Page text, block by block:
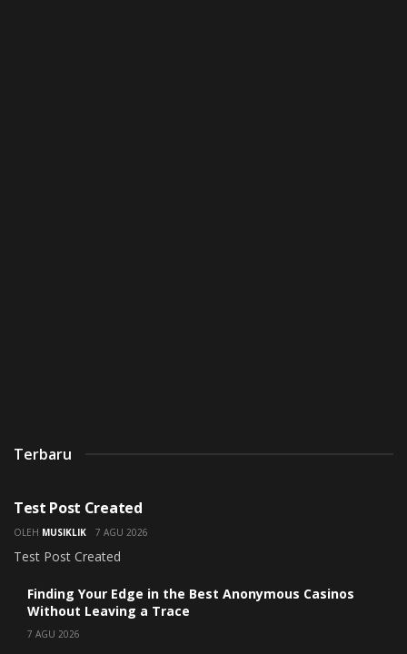
Terbaru
Test Post Created
OLEH MUSIKLIK 7 AGU 2026
Test Post Created
Finding Your Edge in the Best Anonymous Casinos
Without Leaving a Trace
7 AGU 2026